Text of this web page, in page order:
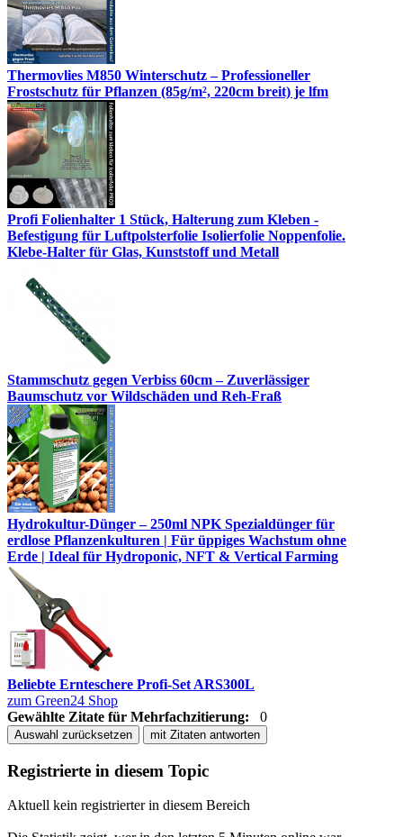
Thermovlies M850 Winterschutz – Professioneller
Frostschutz für Pflanzen (85g/m², 220cm breit) je lfm
Profi Folienhalter 1 Stück, Halterung zum Kleben -
Befestigung für Luftpolsterfolie Isolierfolie Noppenfolie.
Klebe-Halter für Glas, Kunststoff und Metall
Stammschutz gegen Verbiss 60cm – Zuverlässiger
Baumschutz vor Wildschäden und Reh-Fraß
Hydrokultur-Dünger – 250ml NPK Spezialdünger für
erdlose Pflanzenkulturen | Für üppiges Wachstum ohne
Erde | Ideal für Hydroponic, NFT & Vertical Farming
Beliebte Ernteschere Profi-Set ARS300L
zum Green24 Shop
Gewählte Zitate für Mehrfachzitierung:
0
Auswahl zurücksetzen mit Zitaten antworten
Registrierte in diesem Topic
Aktuell kein registrierter in diesem Bereich